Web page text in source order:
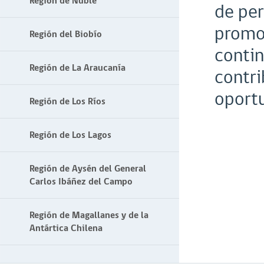
Región del Biobío
Región de La Araucanía
Región de Los Ríos
Región de Los Lagos
Región de Aysén del General
Carlos Ibáñez del Campo
Región de Magallanes y de la
Antártica Chilena
de